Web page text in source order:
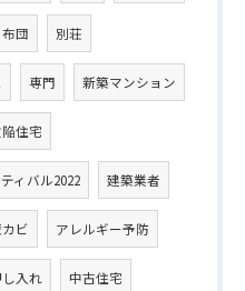
布団 別荘
専門 新築マンション
住宅
ィバル2022 建築業者
ビ アレルギー予防
入れ 中古住宅